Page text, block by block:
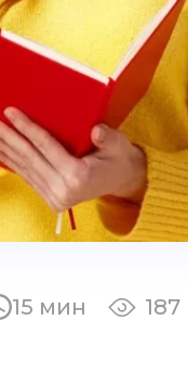
15 мин 187